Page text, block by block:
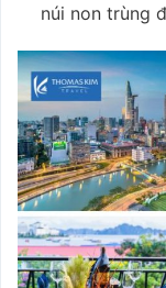
núi non trùng